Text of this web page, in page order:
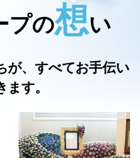
プの想い
が、すべてお手伝い
す。